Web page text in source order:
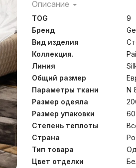
Описание
Paisley Silk Grass – это
одеял, изготовленных
наполнителя высшего
жаккардовый сатин
100% Egyptian
позволяет тщательно
каждом этапе, что
определяет высокий
стирать одеяла и
изделий.
TOG
9
Бренд
Вид изделия
Коллекция.
Линия
Общий размер
Параметры ткани
N
Размер одеяла
Размер упаковки
Степень теплоты
Страна
Тип товара
Цвет отделки